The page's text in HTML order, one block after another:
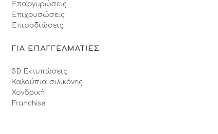
Επαργυρώσεις
Επιχρυσώσεις
Επιροδιώσεις
ΓΙΑ ΕΠΑΓΓΕΛΜΑΤΙΕΣ
3D Εκτυπώσεις
Καλούπια σιλικόνης
Χονδρική
Franchise